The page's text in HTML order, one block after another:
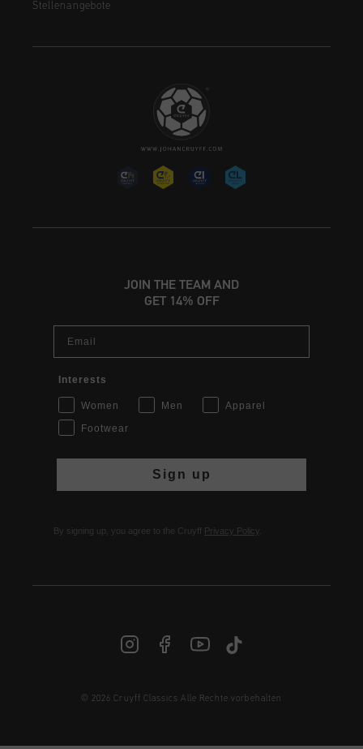
DE | € EUR
Stellenangebote
JOIN THE TEAM AND
GET 14% OFF
Interests
Women Men
Apparel
Footwear
Sign up
By signing up, you agree to the Cruyff Privacy Policy
© 2026 Cruyff Classics Alle Rechte vorbehalten